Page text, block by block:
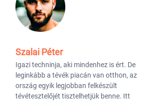
Szalai Péter
Igazi techninja, aki mindenhez is ért. De
leginkább a tévék piacán van otthon, az
ország egyik legjobban felkészült
tévétesztelőjét tisztelhetjük benne. Itt